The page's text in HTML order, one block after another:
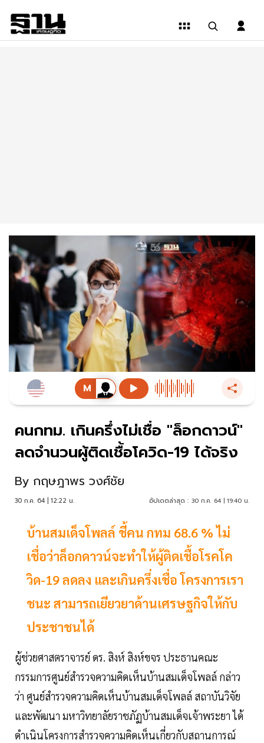
คนกทม. เกินครึ่งไม่เชื่อ "ล็อกดาวน์"
ลดจำนวนผู้ติดเชื้อโควิด-19 ได้จริง
By กฤษฎาพร วงศ์ชัย
30 ก.ค. 64 | 12:22 น. อัปเดตล่าสุด : 30 ก.ค. 64 | 19:40 น.
บ้านสมเด็จโพลล์ ชี้คน กทม 68.6 % ไม่
เชื่อว่าล็อกดาวน์จะทำให้ผู้ติดเชื้อโรคโค
วิด-19 ลดลง และเกินครึ่งเชื่อ โครงการเรา
ชนะ สามารถเยียวยาด้านเศรษฐกิจให้กับ
ประชาชนได้
ผู้ช่วยศาสตราจารย์ ดร. สิงห์ สิงห์ขจร ประธานคณะ
กรรมการศูนย์สำรวจความคิดเห็นบ้านสมเด็จโพลล์ กล่าว
ว่า ศูนย์สำรวจความคิดเห็นบ้านสมเด็จโพลล์ สถาบันวิจัย
และพัฒนา มหาวิทยาลัยราชภัฏบ้านสมเด็จเจ้าพระยา ได้
ดำเนินโครงการสำรวจความคิดเห็นเกี่ยวกับสถานการณ์